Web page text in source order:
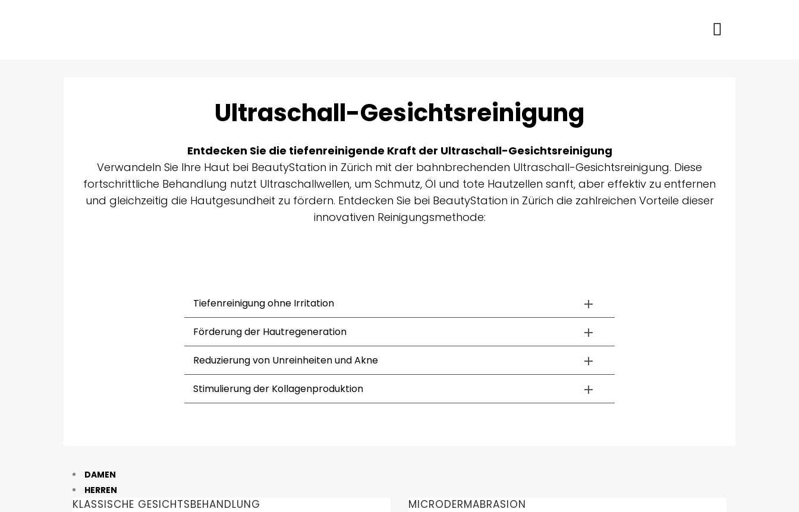
Ultraschall-Gesichtsreinigung
Entdecken Sie die tiefenreinigende Kraft der Ultraschall-Gesichtsreinigung
Verwandeln Sie Ihre Haut bei BeautyStation in Zürich mit der bahnbrechenden Ultraschall-Gesichtsreinigung. Diese
fortschrittliche Behandlung nutzt Ultraschallwellen, um Schmutz, Öl und tote Hautzellen sanft, aber effektiv zu entfernen
und gleichzeitig die Hautgesundheit zu fördern. Entdecken Sie bei BeautyStation in Zürich die zahlreichen Vorteile dieser
innovativen Reinigungsmethode:
Tiefenreinigung ohne Irritation
Förderung der Hautregeneration
Reduzierung von Unreinheiten und Akne
Stimulierung der Kollagenproduktion
DAMEN
HERREN
KLASSISCHE GESICHTSBEHANDLUNG MICRODERMABRASION